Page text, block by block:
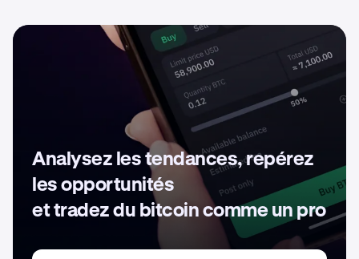
Analysez les tendances, repérez
les opportunités
et tradez du bitcoin comme un pro